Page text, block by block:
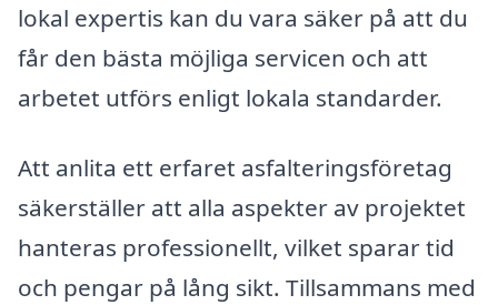
lokal expertis kan du vara säker på att du
får den bästa möjliga servicen och att
arbetet utförs enligt lokala standarder.
Att anlita ett erfaret asfalteringsföretag
säkerställer att alla aspekter av projektet
hanteras professionellt, vilket sparar tid
och pengar på lång sikt. Tillsammans med